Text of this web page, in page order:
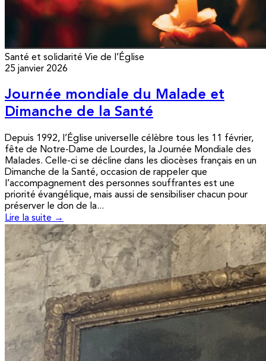
Santé et solidarité Vie de l’Église
25 janvier 2026
Journée mondiale du Malade et
Dimanche de la Santé
Depuis 1992, l’Église universelle célèbre tous les 11 février,
fête de Notre-Dame de Lourdes, la Journée Mondiale des
Malades. Celle-ci se décline dans les diocèses français en un
Dimanche de la Santé, occasion de rappeler que
l’accompagnement des personnes souffrantes est une
priorité évangélique, mais aussi de sensibiliser chacun pour
préserver le don de la...
Lire la suite →